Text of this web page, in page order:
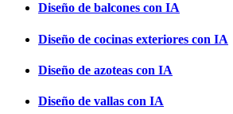
Diseño de balcones con IA
Diseño de cocinas exteriores con IA
Diseño de azoteas con IA
Diseño de vallas con IA